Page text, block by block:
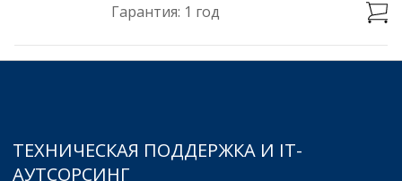
1 год
ТЕХНИЧЕСКАЯ ПОДДЕРЖКА И IT-
АУТСОРСИНГ